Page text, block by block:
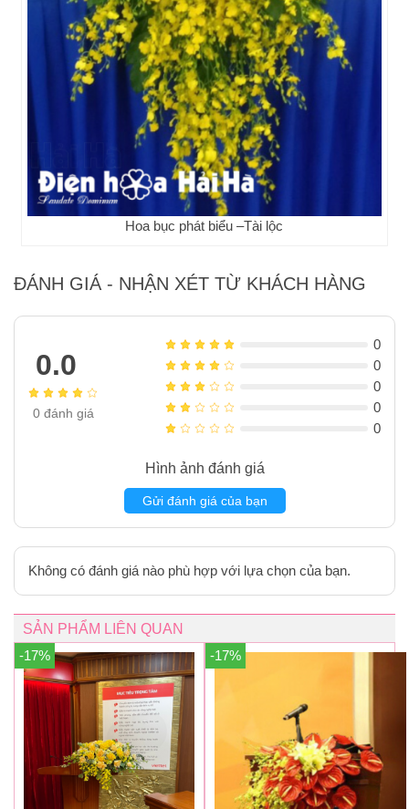
Hoa bục phát biểu –Tài lộc
ĐÁNH GIÁ - NHẬN XÉT TỪ KHÁCH HÀNG
0.0
0đánh giá
0
0
0
0
0
Hình ảnh đánh giá
Gửi đánh giá của bạn
Không có đánh giá nào phù hợp với lựa chọn của bạn.
SẢN PHẨM LIÊN QUAN
-17%
-17%